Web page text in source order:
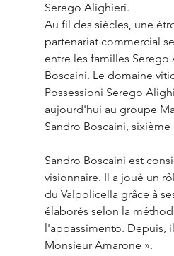
Serego Alighieri.
Au fil des siècles, une
partenariat commercial
entre les familles Serego
Boscaini. Le domaine
Possessioni Serego
aujourd'hui au groupe
Sandro Boscaini,
Sandro Boscaini est
visionnaire. Il a joué un
du Valpolicella grâce à
élaborés selon la
l'appassimento. Depuis,
Monsieur Amarone ».